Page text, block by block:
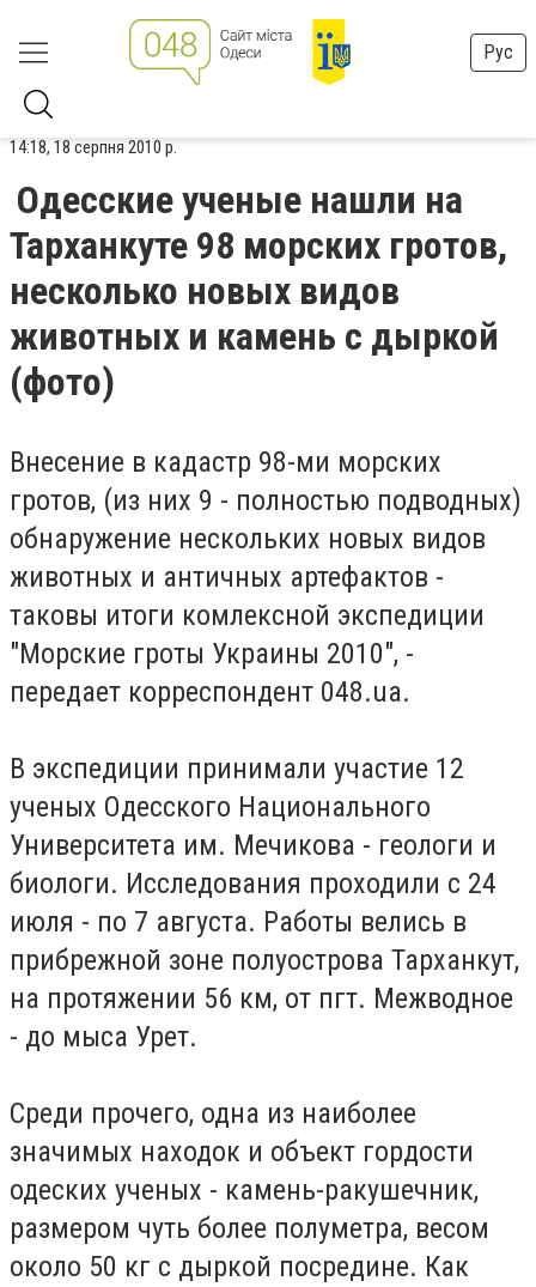
Рус
14:18, 18 серпня 2010 р.
Одесские ученые нашли на
Тарханкуте 98 морских гротов,
несколько новых видов
животных и камень с дыркой
(фото)
Внесение в кадастр 98-ми морских
гротов, (из них 9 - полностью подводных)
обнаружение нескольких новых видов
животных и античных артефактов -
таковы итоги комлексной экспедиции
"Морские гроты Украины 2010", -
передает корреспондент 048.ua.
В экспедиции принимали участие 12
ученых Одесского Национального
Университета им. Мечикова - геологи и
биологи. Исследования проходили с 24
июля - по 7 августа. Работы велись в
прибрежной зоне полуострова Тарханкут,
на протяжении 56 км, от пгт. Межводное
- до мыса Урет.
Среди прочего, одна из наиболее
значимых находок и объект гордости
одеских ученых - камень-ракушечник,
размером чуть более полуметра, весом
около 50 кг с дыркой посредине. Как